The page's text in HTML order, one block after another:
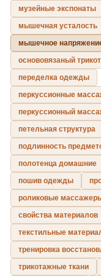
музейные экспонаты
мышечная усталость
мышечное
основовязаный
переделка одежды
перкуссионные
перкуссионный
петельная структура
подлинность
полотенца домашние
пошив одежды
роликовые
свойства материалов
текстильные
тренировка
трикотажные ткани